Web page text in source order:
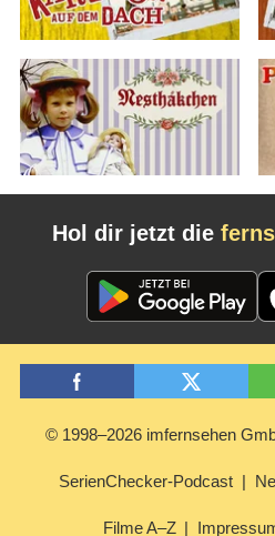
Hol dir jetzt die
© 1998–2026 imfernsehen
SerienChecker-Podcast
Filme A–Z